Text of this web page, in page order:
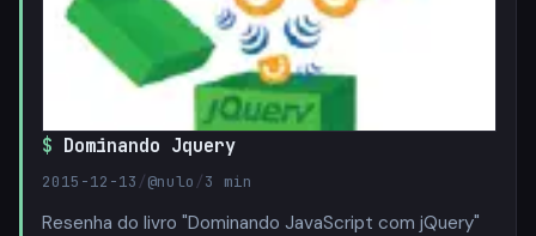
Dominando Jquery
2015-12-13 /@nulo /3 min
Resenha do livro "Dominando JavaScript com jQuery"